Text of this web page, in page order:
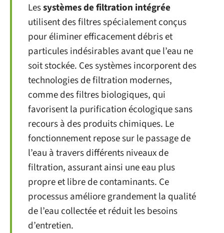
Lessystèmes de filtration intégrée
utilisent des filtres spécialement conçus
pour éliminer efficacement débris et
particules indésirables avant que l’eau ne
soit stockée. Ces systèmes incorporent des
technologies de filtration modernes,
comme des filtres biologiques, qui
favorisent la purification écologique sans
recours à des produits chimiques. Le
fonctionnement repose sur le passage de
l’eau à travers différents niveaux de
filtration, assurant ainsi une eau plus
propre et libre de contaminants. Ce
processus améliore grandement la qualité
de l’eau collectée et réduit les besoins
d’entretien.